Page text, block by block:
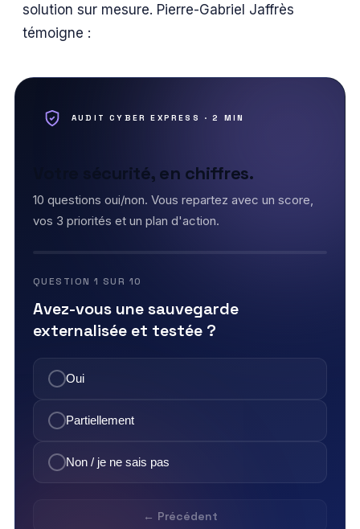
solution sur mesure. Pierre-Gabriel Jaffrès
témoigne :
AUDIT CYBER EXPRESS · 2 MIN
Votre sécurité, en chiffres.
10 questions oui/non. Vous repartez avec un score,
vos 3 priorités et un plan d'action.
QUESTION 1 SUR 10
Avez-vous une sauvegarde
externalisée et testée ?
Oui
Partiellement
Non / je ne sais pas
← Précédent